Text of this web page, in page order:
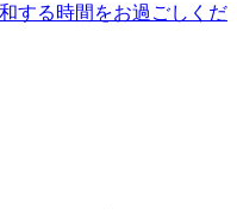
する時間をお過ごしくだ